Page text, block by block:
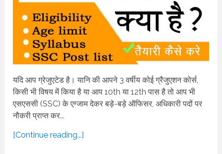
यदि आप ग्रेजुएटेड है। यानि की आपने 3 वर्षीय कोई ग्रैजुएशन कोर्स,
किसी भी विषय में किया है या आप 10th या 12th पास है तो आप भी
एसएससी (SSC) के एग्जाम देकर बड़े-बड़े ऑफिसर, अधिकारी पदों पर
नौकरी प्राप्त कर...
[Continue reading...]